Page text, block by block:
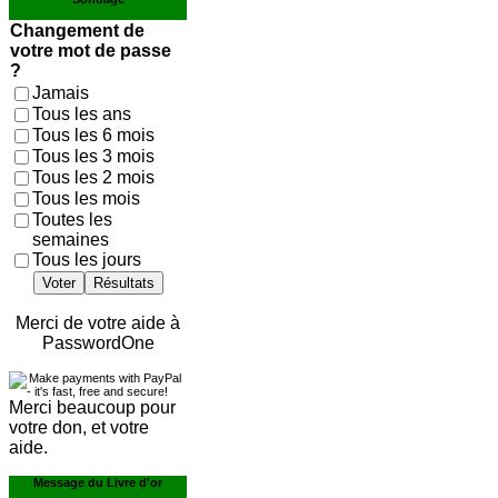
Changement de
votre mot de passe
?
Jamais
Tous les ans
Tous les 6 mois
Tous les 3 mois
Tous les 2 mois
Tous les mois
Toutes les
semaines
Tous les jours
Voter Résultats
Merci de votre aide à
PasswordOne
Merci beaucoup pour
votre don, et votre
aide.
Message du Livre d'or